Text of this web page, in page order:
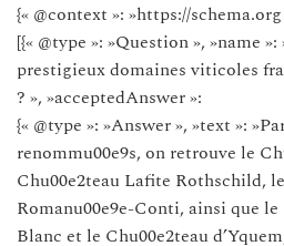
{« @context »: »https://
[{« @type »: »Question », »name
prestigieux domaines viticoles
? », »acceptedAnswer »:
{« @type »: »Answer », »text »:
renommu00e9s, on retrouve le
Chu00e2teau Lafite Rothschild,
Romanu00e9e-Conti, ainsi que
Blanc et le Chu00e2teau